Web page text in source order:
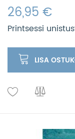
26,95 €
Printsessi
LISA